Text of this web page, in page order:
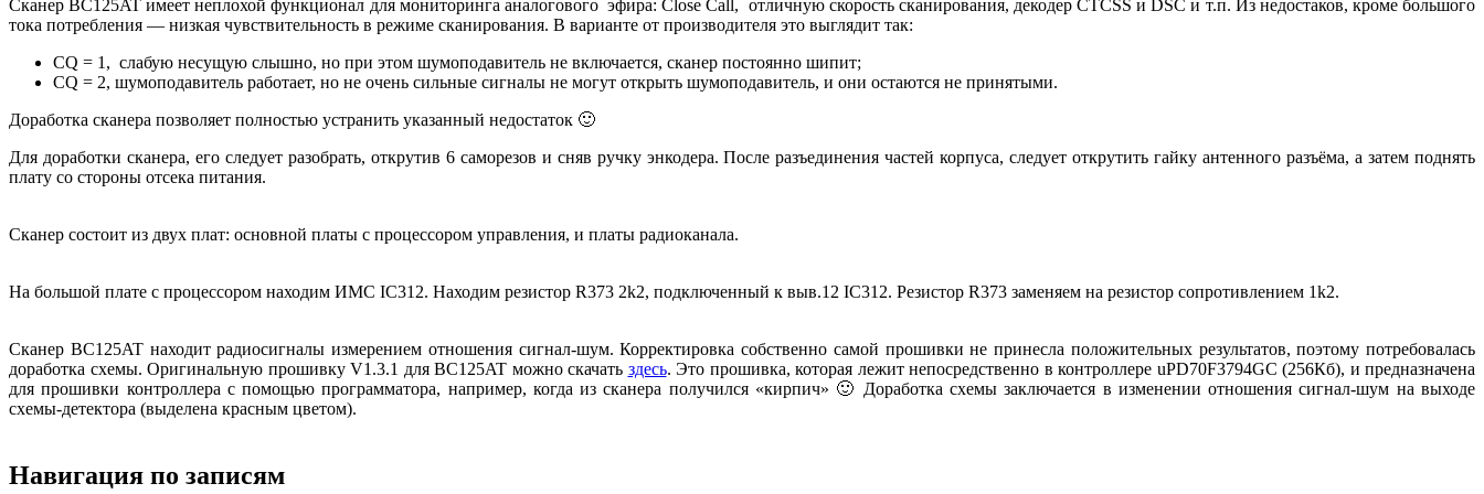
Сканер BC125AT имеет неплохой функционал для мониторинга аналогового эфира: Close Call, отличную скорость сканирования, декодер CTCSS и DSC и т.п. Из недостаков, кроме большого
тока потребления — низкая чувствительность в режиме сканирования. В варианте от производителя это выглядит так:
CQ = 1, слабую несущую слышно, но при этом шумоподавитель не включается, сканер постоянно шипит;
CQ = 2, шумоподавитель работает, но не очень сильные сигналы не могут открыть шумоподавитель, и они остаются не принятыми.
Доработка сканера позволяет полностью устранить указанный недостаток 🙂
Для доработки сканера, его следует разобрать, открутив 6 саморезов и сняв ручку энкодера. После разъединения частей корпуса, следует открутить гайку антенного разъёма, а затем поднять
плату со стороны отсека питания.
Сканер состоит из двух плат: основной платы с процессором управления, и платы радиоканала.
На большой плате с процессором находим ИМС IC312. Находим резистор R373 2k2, подключенный к выв.12 IC312. Резистор R373 заменяем на резистор сопротивлением 1k2.
Сканер BC125AT находит радиосигналы измерением отношения сигнал-шум. Корректировка собственно самой прошивки не принесла положительных результатов, поэтому потребовалась
доработка схемы. Оригинальную прошивку V1.3.1 для BC125AT можно скачать здесь. Это прошивка, которая лежит непосредственно в контроллере uPD70F3794GC (256Кб), и предназначена
для прошивки контроллера с помощью программатора, например, когда из сканера получился «кирпич» 🙂 Доработка схемы заключается в изменении отношения сигнал-шум на выходе
схемы-детектора (выделена красным цветом).
Навигация по записям